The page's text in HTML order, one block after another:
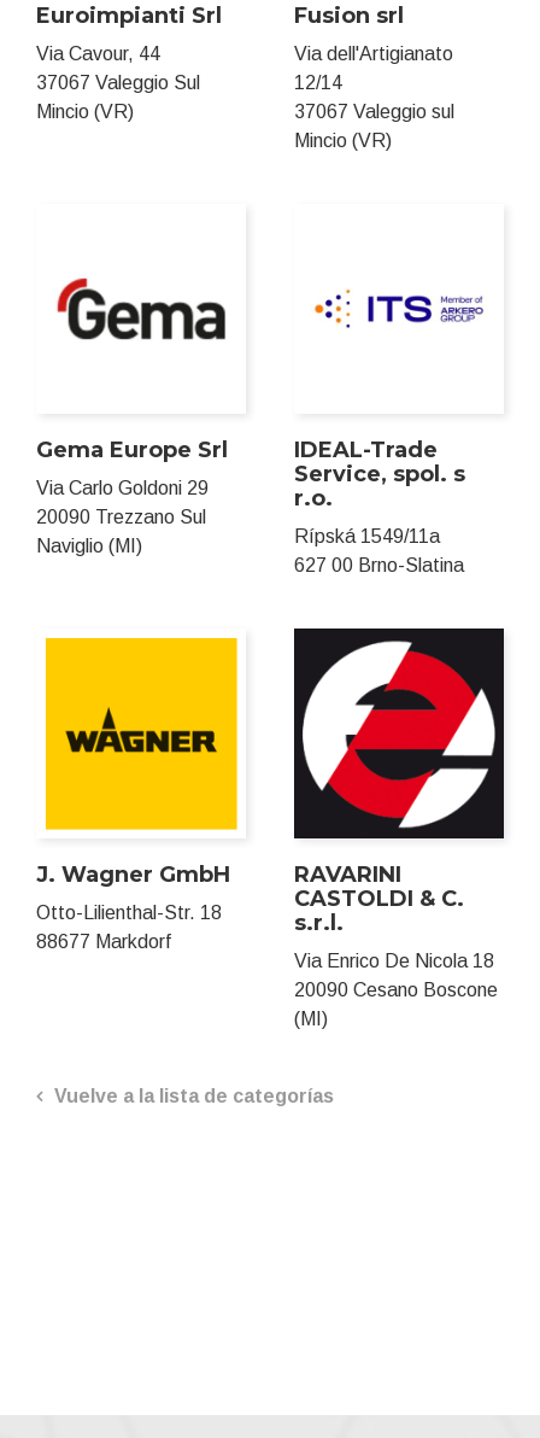
Euroimpianti Srl
Via Cavour, 44
37067 Valeggio Sul
Mincio (VR)
Fusion srl
Via dell'Artigianato
12/14
37067 Valeggio sul
Mincio (VR)
Gema Europe Srl
Via Carlo Goldoni 29
20090 Trezzano Sul
Naviglio (MI)
IDEAL-Trade
Service, spol. s
r.o.
Rípská 1549/11a
627 00 Brno-Slatina
J. Wagner GmbH
Otto-Lilienthal-Str. 18
88677 Markdorf
RAVARINI
CASTOLDI & C.
s.r.l.
Via Enrico De Nicola 18
20090 Cesano Boscone
(MI)
Vuelve a la lista de categorías